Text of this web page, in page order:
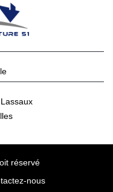
réservé
nous